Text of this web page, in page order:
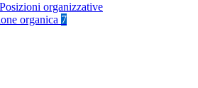
Posizioni organizzative
organica 7